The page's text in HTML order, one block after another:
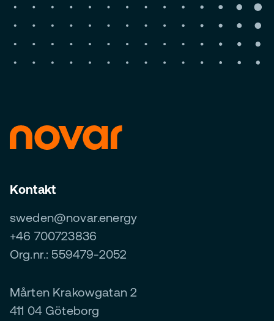
Kontakt
sweden@novar.energy
+46 700723836
Org.nr.: 559479-2052
Mårten Krakowgatan 2
411 04 Göteborg